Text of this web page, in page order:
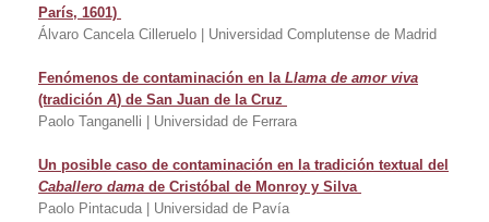
París, 1601)
Álvaro Cancela Cilleruelo | Universidad Complutense de Madrid
Fenómenos de contaminación en la Llama de amor viva
(tradición A) de San Juan de la Cruz
Paolo Tanganelli | Universidad de Ferrara
Un posible caso de contaminación en la tradición textual del
Caballero dama de Cristóbal de Monroy y Silva
Paolo Pintacuda | Universidad de Pavía